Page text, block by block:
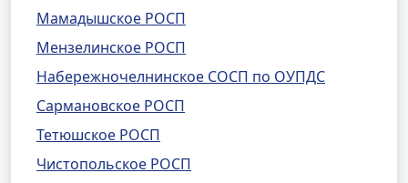
Мамадышское РОСП
Мензелинское РОСП
Набережночелнинское СОСП по ОУПДС
Сармановское РОСП
Тетюшское РОСП
Чистопольское РОСП